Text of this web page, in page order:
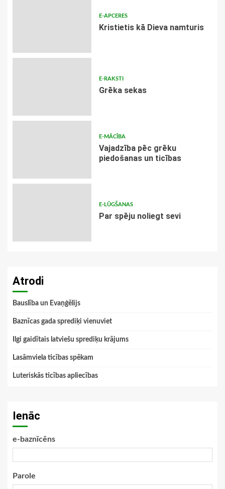
E-APCERES
Kristietis kā Dieva namturis
E-RAKSTI
Grēka sekas
E-MĀCĪBA
Vajadzība pēc grēku
piedošanas un ticības
E-LŪGŠANAS
Par spēju noliegt sevi
Atrodi
Bauslība un Evaņģēlijs
Baznīcas gada sprediķi vienuviet
Ilgi gaidītais latviešu sprediķu krājums
Lasāmviela ticības spēkam
Luteriskās ticības apliecības
Ienāc
e-baznīcēns
Parole